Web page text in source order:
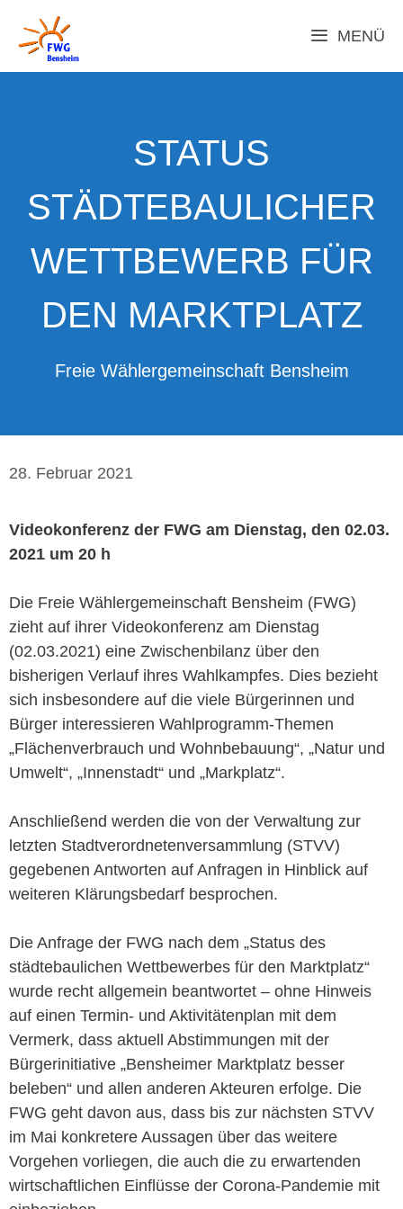
Inhalt
springen
MENÜ
STATUS
STÄDTEBAULICHER
WETTBEWERB FÜR
DEN MARKTPLATZ
Freie Wählergemeinschaft Bensheim
28. Februar 2021
Videokonferenz der FWG am Dienstag, den 02.03.
2021 um 20 h
Die Freie Wählergemeinschaft Bensheim (FWG)
zieht auf ihrer Videokonferenz am Dienstag
(02.03.2021) eine Zwischenbilanz über den
bisherigen Verlauf ihres Wahlkampfes. Dies bezieht
sich insbesondere auf die viele Bürgerinnen und
Bürger interessieren Wahlprogramm-Themen
„Flächenverbrauch und Wohnbebauung“, „Natur und
Umwelt“, „Innenstadt“ und „Markplatz“.
Anschließend werden die von der Verwaltung zur
letzten Stadtverordnetenversammlung (STVV)
gegebenen Antworten auf Anfragen in Hinblick auf
weiteren Klärungsbedarf besprochen.
Die Anfrage der FWG nach dem „Status des
städtebaulichen Wettbewerbes für den Marktplatz“
wurde recht allgemein beantwortet – ohne Hinweis
auf einen Termin- und Aktivitätenplan mit dem
Vermerk, dass aktuell Abstimmungen mit der
Bürgerinitiative „Bensheimer Marktplatz besser
beleben“ und allen anderen Akteuren erfolge. Die
FWG geht davon aus, dass bis zur nächsten STVV
im Mai konkretere Aussagen über das weitere
Vorgehen vorliegen, die auch die zu erwartenden
wirtschaftlichen Einflüsse der Corona-Pandemie mit